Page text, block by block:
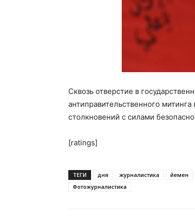
Сквозь отверстие в
антиправительственного
столкновений с силами
[ratings]
ТЕГИ дня журналистика йемен
Фотожурналистика